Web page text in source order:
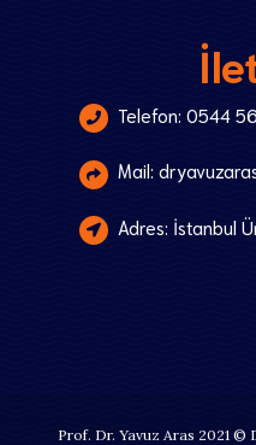
Telefon: 0544
Mail:
Adres: İstanbul
Prof. Dr. Yavuz Aras 2021 ©